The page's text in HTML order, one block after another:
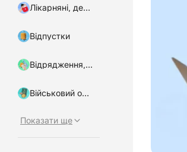
Лікарняні, декретні
Відпустки
Відрядження, підзвітні кошти
Військовий облік, бронювання
Показати ще